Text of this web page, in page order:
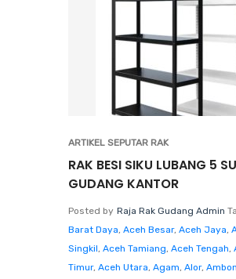
ARTIKEL SEPUTAR RAK
RAK BESI SIKU LUBANG 5
GUDANG KANTOR
Posted by Raja Rak Gudang Admin
Barat Daya, Aceh Besar, Aceh Jaya,
Singkil, Aceh Tamiang, Aceh Tengah,
Timur, Aceh Utara, Agam, Alor, Ambon